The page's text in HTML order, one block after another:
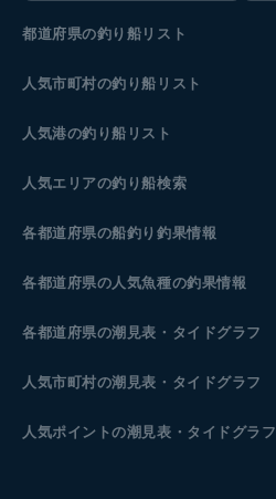
都道府県の釣り船リスト
人気市町村の釣り船リスト
人気港の釣り船リスト
人気エリアの釣り船検索
各都道府県の船釣り釣果情報
各都道府県の人気魚種の釣果情報
各都道府県の潮見表 ・タイドグラフ
人気市町村の潮見表・タイドグラフ
人気ポイントの潮見表・タイドグラフ